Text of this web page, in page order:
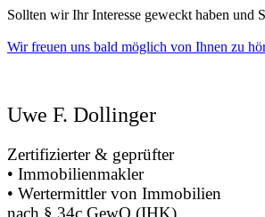
Sollten wir Ihr Interesse geweckt haben und
Wir freuen uns bald möglich von Ihnen zu
Uwe F. Dollinger
Zertifizierter & geprüfter
• Immobilienmakler
• Wertermittler von Immobilien
nach § 34c GewO (IHK)